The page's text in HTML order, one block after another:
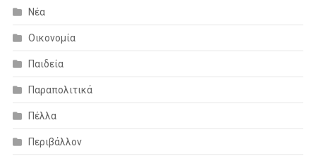
Νέα
Οικονομία
Παιδεία
Παραπολιτικά
Πέλλα
Περιβάλλον